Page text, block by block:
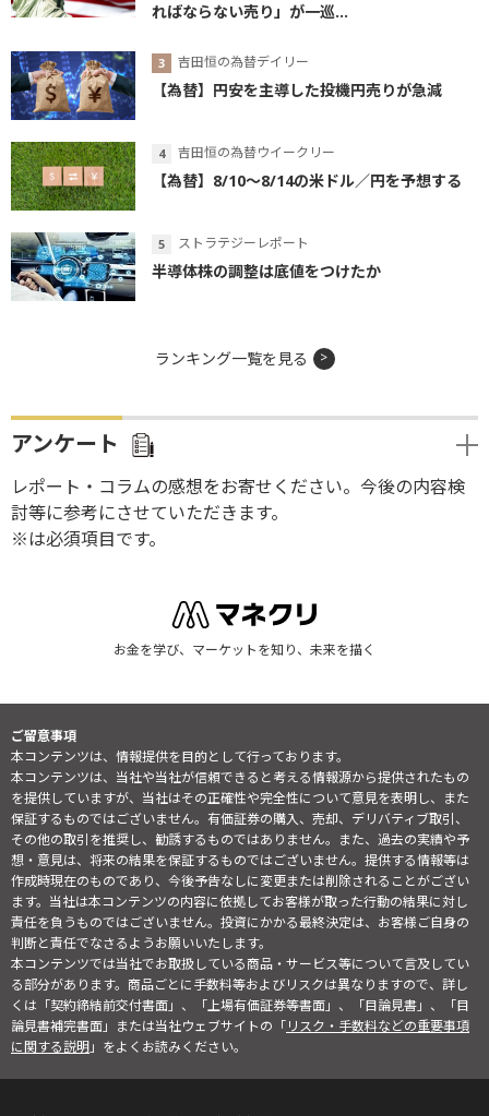
ればならない売り」が一巡...
吉田恒の為替デイリー
【為替】円安を主導した投機円売りが急減
吉田恒の為替ウイークリー
【為替】8/10～8/14の米ドル／円を予想する
ストラテジーレポート
半導体株の調整は底値をつけたか
ランキング一覧を見る
アンケート
レポート・コラムの感想をお寄せください。今後の内容検
討等に参考にさせていただきます。
※は必須項目です。
お金を学び、マーケットを知り、未来を描く
ご留意事項
本コンテンツは、情報提供を目的として行っております。
本コンテンツは、当社や当社が信頼できると考える情報源から提供されたもの
を提供していますが、当社はその正確性や完全性について意見を表明し、また
保証するものではございません。有価証券の購入、売却、デリバティブ取引、
その他の取引を推奨し、勧誘するものではありません。また、過去の実績や予
想・意見は、将来の結果を保証するものではございません。提供する情報等は
作成時現在のものであり、今後予告なしに変更または削除されることがござい
ます。当社は本コンテンツの内容に依拠してお客様が取った行動の結果に対し
責任を負うものではございません。投資にかかる最終決定は、お客様ご自身の
判断と責任でなさるようお願いいたします。
本コンテンツでは当社でお取扱している商品・サービス等について言及してい
る部分があります。商品ごとに手数料等およびリスクは異なりますので、詳し
くは「契約締結前交付書面」、「上場有価証券等書面」、「目論見書」、「目
論見書補完書面」または当社ウェブサイトの「リスク・手数料などの重要事項
に関する説明」をよくお読みください。